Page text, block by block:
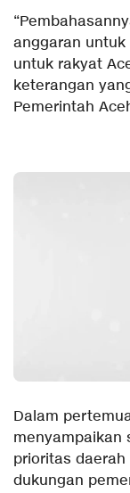
anggaran untuk
untuk rakyat
keterangan
Pemerintah
Dalam
menyampaikan
prioritas
dukungan